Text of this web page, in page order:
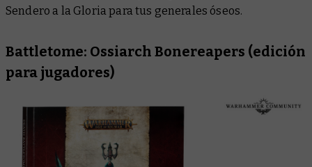
Sendero a la Gloria para tus generales óseos.
Battletome: Ossiarch Bonereapers (edición
para jugadores)